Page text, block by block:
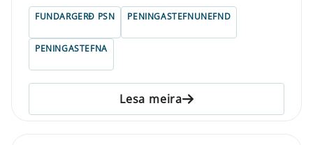
FUNDARGERÐ PSN PENINGASTEFNUNEFND
PENINGASTEFNA
Lesa meira